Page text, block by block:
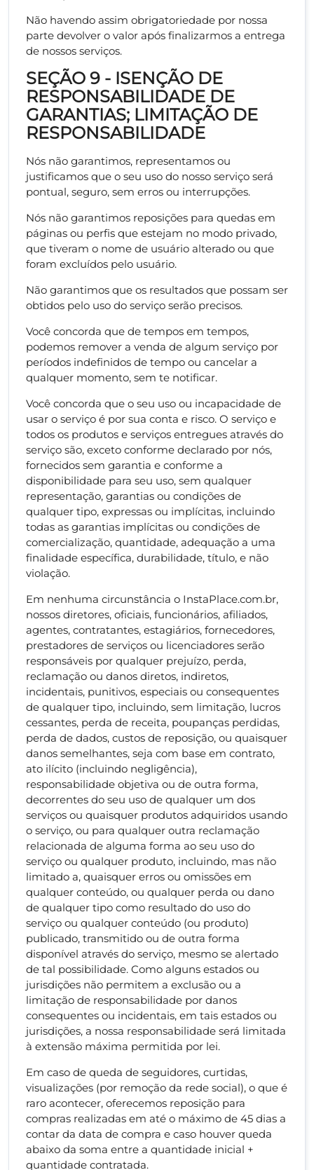
Não havendo assim obrigatoriedade por nossa
parte devolver o valor após finalizarmos a entrega
de nossos serviços.
SEÇÃO 9 - ISENÇÃO DE
RESPONSABILIDADE DE
GARANTIAS; LIMITAÇÃO DE
RESPONSABILIDADE
Nós não garantimos, representamos ou
justificamos que o seu uso do nosso serviço será
pontual, seguro, sem erros ou interrupções.
Nós não garantimos reposições para quedas em
páginas ou perfis que estejam no modo privado,
que tiveram o nome de usuário alterado ou que
foram excluídos pelo usuário.
Não garantimos que os resultados que possam ser
obtidos pelo uso do serviço serão precisos.
Você concorda que de tempos em tempos,
podemos remover a venda de algum serviço por
períodos indefinidos de tempo ou cancelar a
qualquer momento, sem te notificar.
Você concorda que o seu uso ou incapacidade de
usar o serviço é por sua conta e risco. O serviço e
todos os produtos e serviços entregues através do
serviço são, exceto conforme declarado por nós,
fornecidos sem garantia e conforme a
disponibilidade para seu uso, sem qualquer
representação, garantias ou condições de
qualquer tipo, expressas ou implícitas, incluindo
todas as garantias implícitas ou condições de
comercialização, quantidade, adequação a uma
finalidade específica, durabilidade, título, e não
violação.
Em nenhuma circunstância o InstaPlace.com.br,
nossos diretores, oficiais, funcionários, afiliados,
agentes, contratantes, estagiários, fornecedores,
prestadores de serviços ou licenciadores serão
responsáveis por qualquer prejuízo, perda,
reclamação ou danos diretos, indiretos,
incidentais, punitivos, especiais ou consequentes
de qualquer tipo, incluindo, sem limitação, lucros
cessantes, perda de receita, poupanças perdidas,
perda de dados, custos de reposição, ou quaisquer
danos semelhantes, seja com base em contrato,
ato ilícito (incluindo negligência),
responsabilidade objetiva ou de outra forma,
decorrentes do seu uso de qualquer um dos
serviços ou quaisquer produtos adquiridos usando
o serviço, ou para qualquer outra reclamação
relacionada de alguma forma ao seu uso do
serviço ou qualquer produto, incluindo, mas não
limitado a, quaisquer erros ou omissões em
qualquer conteúdo, ou qualquer perda ou dano
de qualquer tipo como resultado do uso do
serviço ou qualquer conteúdo (ou produto)
publicado, transmitido ou de outra forma
disponível através do serviço, mesmo se alertado ​​
de tal possibilidade. Como alguns estados ou
jurisdições não permitem a exclusão ou a
limitação de responsabilidade por danos
consequentes ou incidentais, em tais estados ou
jurisdições, a nossa responsabilidade será limitada
à extensão máxima permitida por lei.
Em caso de queda de seguidores, curtidas,
visualizações (por remoção da rede social), o que é
raro acontecer, oferecemos reposição para
compras realizadas em até o máximo de 45 dias a
contar da data de compra e caso houver queda
abaixo da soma entre a quantidade inicial +
quantidade contratada.